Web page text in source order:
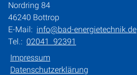
Nordring 84
46240 Bottrop
E-Mail: info@bad-energietechnik.de
Tel.: 02041 92391
Impressum
Datenschutzerklärung